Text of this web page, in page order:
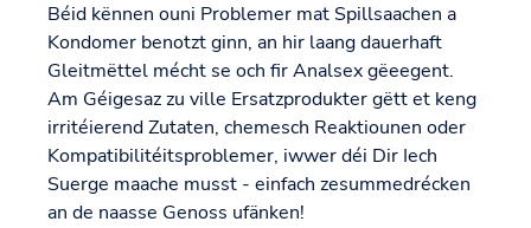
Béid kënnen ouni Problemer mat Spillsaachen a
Kondomer benotzt ginn, an hir laang dauerhaft
Gleitmëttel mécht se och fir Analsex gëeegent.
Am Géigesaz zu ville Ersatzprodukter gëtt et keng
irritéierend Zutaten, chemesch Reaktiounen oder
Kompatibilitéitsproblemer, iwwer déi Dir Iech
Suerge maache musst - einfach zesummedrécken
an de naasse Genoss ufänken!